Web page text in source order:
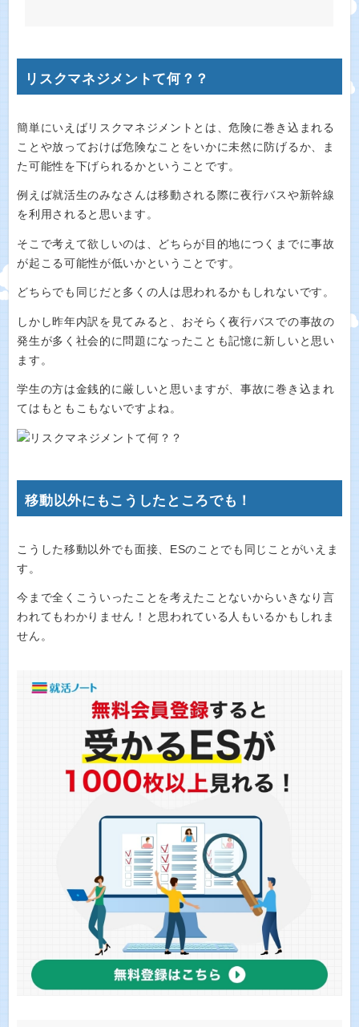
リスクマネジメントて何？？
簡単にいえばリスクマネジメントとは、危険に巻き込まれる
ことや放っておけば危険なことをいかに未然に防げるか、ま
た可能性を下げられるかということです。
例えば就活生のみなさんは移動される際に夜行バスや新幹線
を利用されると思います。
そこで考えて欲しいのは、どちらが目的地につくまでに事故
が起こる可能性が低いかということです。
どちらでも同じだと多くの人は思われるかもしれないです。
しかし昨年内訳を見てみると、おそらく夜行バスでの事故の
発生が多く社会的に問題になったことも記憶に新しいと思い
ます。
学生の方は金銭的に厳しいと思いますが、事故に巻き込まれ
てはもともこもないですよね。
移動以外にもこうしたところでも！
こうした移動以外でも面接、ESのことでも同じことがいえま
す。
今まで全くこういったことを考えたことないからいきなり言
われてもわかりません！と思われている人もいるかもしれま
せん。